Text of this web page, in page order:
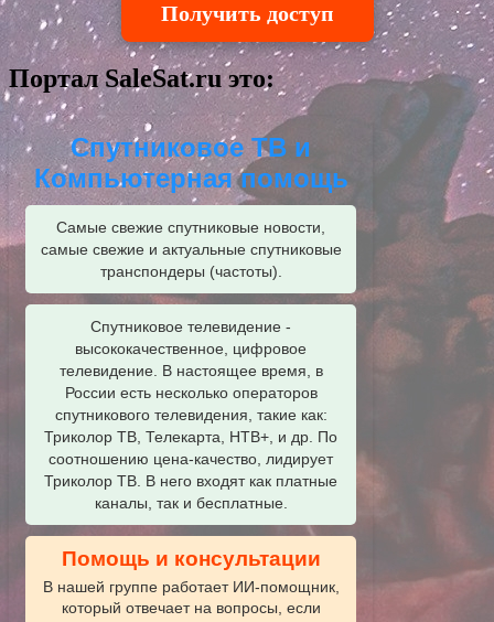
Получить доступ
Портал SaleSat.ru это:
Спутниковое ТВ и
Компьютерная помощь
Самые свежие спутниковые новости,
самые свежие и актуальные спутниковые
транспондеры (частоты).
Спутниковое телевидение -
высококачественное, цифровое
телевидение. В настоящее время, в
России есть несколько операторов
спутникового телевидения, такие как:
Триколор ТВ, Телекарта, НТВ+, и др. По
соотношению цена-качество, лидирует
Триколор ТВ. В него входят как платные
каналы, так и бесплатные.
Помощь и консультации
В нашей группе работает ИИ‑помощник,
который отвечает на вопросы, если